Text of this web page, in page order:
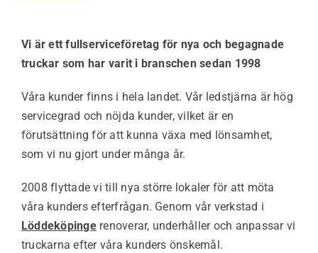
Vi är ett fullserviceföretag för nya och begagnade
truckar som har varit i branschen sedan 1998
Våra kunder finns i hela landet. Vår ledstjärna är hög
servicegrad och nöjda kunder, vilket är en
förutsättning för att kunna växa med lönsamhet,
som vi nu gjort under många år.
2008 flyttade vi till nya större lokaler för att möta
våra kunders efterfrågan. Genom vår verkstad i
Löddeköpingerenoverar, underhåller och anpassar vi
truckarna efter våra kunders önskemål.